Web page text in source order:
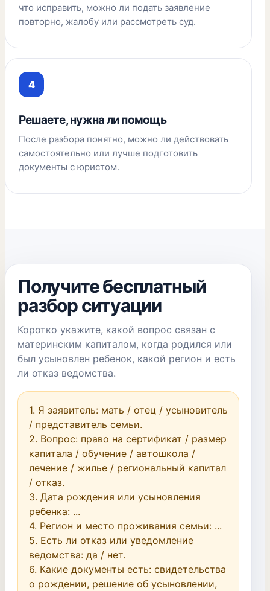
что исправить, можно ли подать заявление
повторно, жалобу или рассмотреть суд.
Решаете, нужна ли помощь
После разбора понятно, можно ли действовать
самостоятельно или лучше подготовить
документы с юристом.
Получите бесплатный
разбор ситуации
Коротко укажите, какой вопрос связан с
материнским капиталом, когда родился или
был усыновлен ребенок, какой регион и есть
ли отказ ведомства.
1. Я заявитель: мать / отец / усыновитель
/ представитель семьи.
2. Вопрос: право на сертификат / размер
капитала / обучение / автошкола /
лечение / жилье / региональный капитал
/ отказ.
3. Дата рождения или усыновления
ребенка: ...
4. Регион и место проживания семьи: ...
5. Есть ли отказ или уведомление
ведомства: да / нет.
6. Какие документы есть: свидетельства
о рождении, решение об усыновлении,